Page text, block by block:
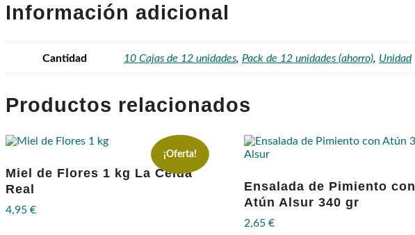
Información adicional
Cantidad 10 Cajas de 12 unidades, Pack de 12 unidades (ahorro), Unidad
Productos relacionados
¡Oferta!
Miel de Flores 1 kg La Celda
Real
4,95 €
Ensalada de Pimiento con
Atún Alsur 340 gr
2,65€